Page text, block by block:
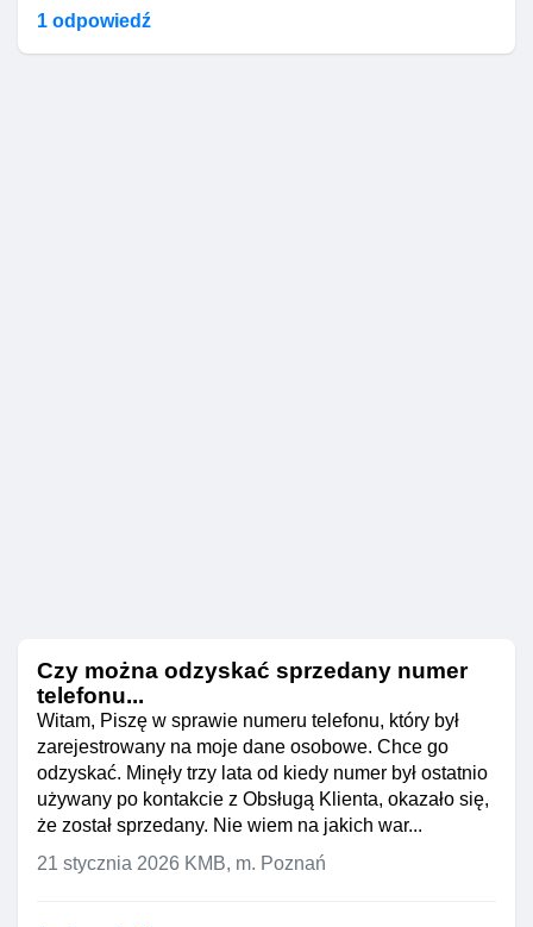
1 odpowiedź
Czy można odzyskać sprzedany numer
telefonu...
Witam, Piszę w sprawie numeru telefonu, który był
zarejestrowany na moje dane osobowe. Chce go
odzyskać. Minęły trzy lata od kiedy numer był ostatnio
używany po kontakcie z Obsługą Klienta, okazało się,
że został sprzedany. Nie wiem na jakich war...
21 stycznia 2026 KMB, m. Poznań